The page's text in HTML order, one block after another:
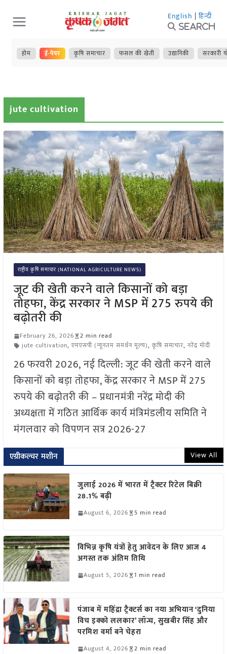
Skip
to
content
English | हिन्दी
Search
होम ई-पेपर कृषि समाचार फसल की खेती उद्यानिकी सरकारी
jute cultivation
राष्ट्रीय कृषि समाचार (NATIONAL AGRICULTURE NEWS)
जूट की खेती करने वाले किसानों को बड़ा
तोहफा, केंद्र सरकार ने MSP में 275 रुपये की
बढ़ोतरी की
February 26, 2026
2 min read
jute cultivation, एमएसपी (न्यूनतम समर्थन मूल्य), कृषि समाचार, नरेंद्र मोदी
26 फरवरी 2026, नई दिल्ली: जूट की खेती करने वाले
किसानों को बड़ा तोहफा, केंद्र सरकार ने MSP में 275
रुपये की बढ़ोतरी की – प्रधानमंत्री नरेंद्र मोदी की
अध्यक्षता में गठित आर्थिक कार्य मंत्रिमंडलीय समिति ने
मंगलवार को विपणन सत्र 2026-27
एग्रीकल्चर मशीन View All
जुलाई 2026 में भारत में ट्रैक्टर रिटेल बिक्री
28.1% बढ़ी
August 6, 2026 5 min read
विभिन्न कृषि यंत्रों हेतु आवेदन के लिए आज 4
अगस्त तक अंतिम तिथि
August 5, 2026 1 min read
पंजाब में महिंद्रा ट्रैक्टर्स का नया अभियान ‘दुनिया
विच इक्को ललकार’ लॉन्च, सुखबीर सिंह और
परमिश वर्मा बने चेहरा
August 4, 2026 2 min read